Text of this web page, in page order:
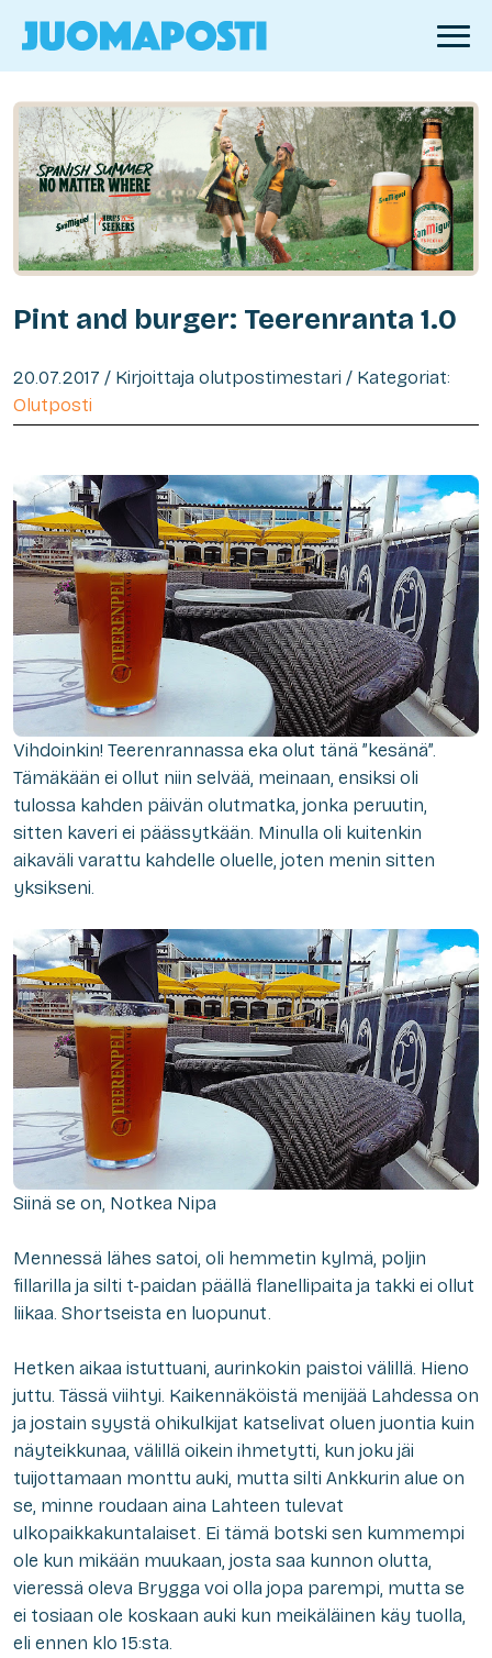
Pint and burger: Teerenranta 1.0
20.07.2017 / Kirjoittaja olutpostimestari / Kategoriat:
Olutposti
Vihdoinkin! Teerenrannassa eka olut tänä ”kesänä”.
Tämäkään ei ollut niin selvää, meinaan, ensiksi oli
tulossa kahden päivän olutmatka, jonka peruutin,
sitten kaveri ei päässytkään. Minulla oli kuitenkin
aikaväli varattu kahdelle oluelle, joten menin sitten
yksikseni.
Siinä se on, Notkea Nipa
Mennessä lähes satoi, oli hemmetin kylmä, poljin
fillarilla ja silti t-paidan päällä flanellipaita ja takki ei ollut
liikaa. Shortseista en luopunut.
Hetken aikaa istuttuani, aurinkokin paistoi välillä. Hieno
juttu. Tässä viihtyi. Kaikennäköistä menijää Lahdessa on
ja jostain syystä ohikulkijat katselivat oluen juontia kuin
näyteikkunaa, välillä oikein ihmetytti, kun joku jäi
tuijottamaan monttu auki, mutta silti Ankkurin alue on
se, minne roudaan aina Lahteen tulevat
ulkopaikkakuntalaiset. Ei tämä botski sen kummempi
ole kun mikään muukaan, josta saa kunnon olutta,
vieressä oleva Brygga voi olla jopa parempi, mutta se
ei tosiaan ole koskaan auki kun meikäläinen käy tuolla,
eli ennen klo 15:sta.